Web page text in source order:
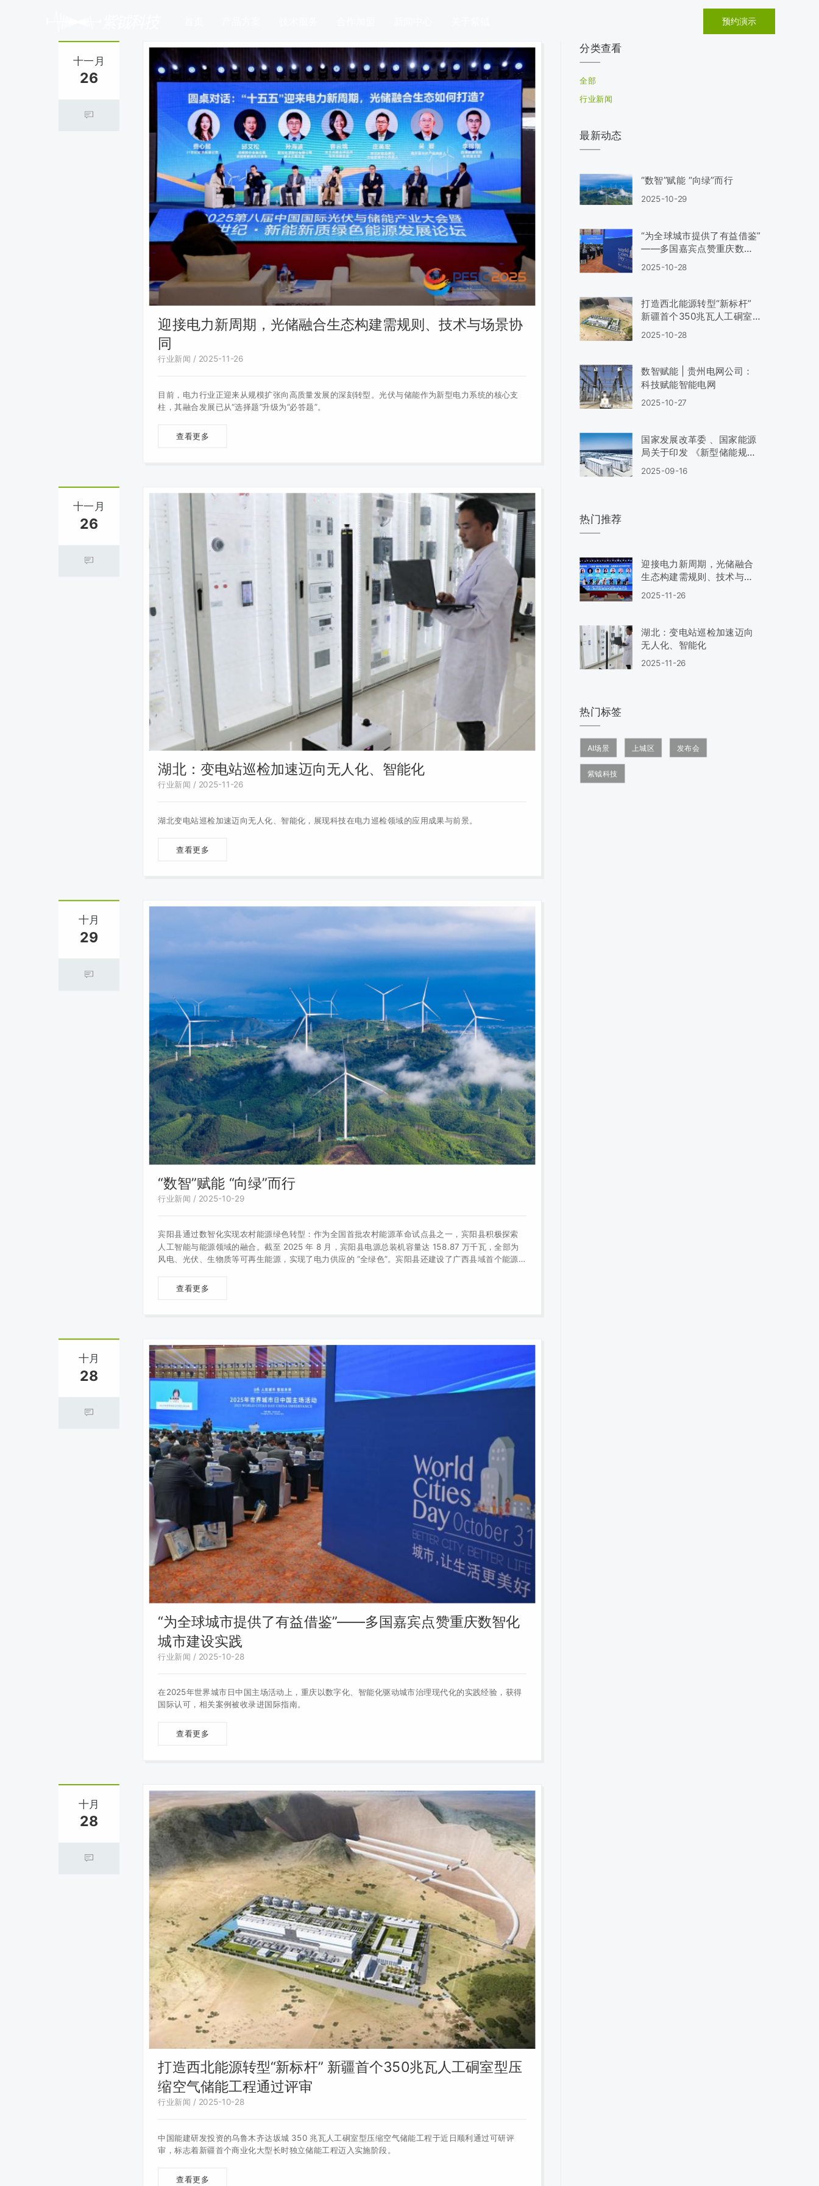
预约演示
十一月
26
迎接电力新周期，光储融合生态构建需规则、技术与场景协
同
行业新闻 / 2025-11-26
目前，电力行业正迎来从规模扩张向高质量发展的深刻转型。光伏与储能作为新型电力系统的核心支
柱，其融合发展已从“选择题”升级为“必答题”。
查看更多
十一月
26
湖北：变电站巡检加速迈向无人化、智能化
行业新闻 / 2025-11-26
湖北变电站巡检加速迈向无人化、智能化，展现科技在电力巡检领域的应用成果与前景。
查看更多
十月
29
“数智”赋能 “向绿”而行
行业新闻 / 2025-10-29
宾阳县通过数智化实现农村能源绿色转型：作为全国首批农村能源革命试点县之一，宾阳县积极探索
人工智能与能源领域的融合。截至 2025 年 8 月，宾阳县电源总装机容量达 158.87 万千瓦，全部为
风电、光伏、生物质等可再生能源，实现了电力供应的 “全绿色”。宾阳县还建设了广西县域首个能源
用，提升了风电场预警精准度和电网运行效率。
查看更多
十月
28
“为全球城市提供了有益借鉴”——多国嘉宾点赞重庆数智化
城市建设实践
行业新闻 / 2025-10-28
在2025年世界城市日中国主场活动上，重庆以数字化、智能化驱动城市治理现代化的实践经验，获得
国际认可，相关案例被收录进国际指南。
查看更多
十月
28
打造西北能源转型“新标杆” 新疆首个350兆瓦人工硐室型压
缩空气储能工程通过评审
行业新闻 / 2025-10-28
中国能建研发投资的乌鲁木齐达坂城 350 兆瓦人工硐室型压缩空气储能工程于近日顺利通过可研评
审，标志着新疆首个商业化大型长时独立储能工程迈入实施阶段。
查看更多
分类查看
全部
行业新闻
最新动态
“数智”赋能 “向绿”而行
2025-10-29
“为全球城市提供了有益借鉴”
——多国嘉宾点赞重庆数智
2025-10-28
打造西北能源转型“新标杆”
新疆首个350兆瓦人工硐室
型压缩空气储能工程通过评
审
2025-10-28
数智赋能 | 贵州电网公司：
科技赋能智能电网
2025-10-27
国家发展改革委 、国家能源
局关于印发 《新型储能规模
化建设专项行动方案
（2025—2027年）》的通
2025-09-16
热门推荐
迎接电力新周期，光储融合
生态构建需规则、技术与场
景协同
2025-11-26
湖北：变电站巡检加速迈向
无人化、智能化
2025-11-26
热门标签
AI场景 上城区 发布会
紫钺科技